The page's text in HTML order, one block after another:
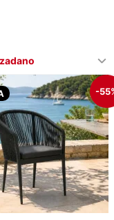
zadano
-